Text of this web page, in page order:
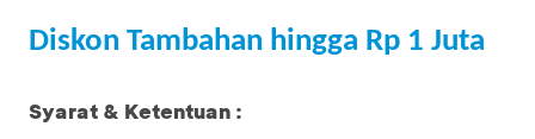
Diskon Tambahan hingga Rp 1 Juta
Syarat & Ketentuan :